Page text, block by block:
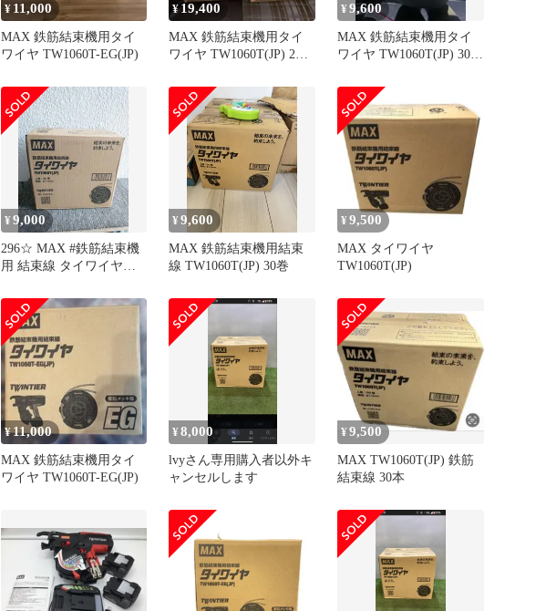
¥ 11,000
MAX 鉄筋結束機用タイ
ワイヤ TW1060T-EG(JP)
¥19,400
MAX 鉄筋結束機用タイ
ワイヤ TW1060T(JP) 2箱
¥9,600
MAX 鉄筋結束機用タイ
ワイヤ TW1060T(JP) 30巻
¥9,000
296☆ MAX #鉄筋結束機
用 結束線 タイワイヤ
¥9,600
MAX 鉄筋結束機用結束
線 TW1060T(JP) 30巻
¥ 9,500
MAX タイワイヤ
TW1060T(JP)
¥11,000
MAX 鉄筋結束機用タイ
ワイヤ TW1060T-EG(JP)
¥8,000
lvyさん専用購入者以外キ
ャンセルします
¥9,500
MAX TW1060T(JP) 鉄筋
結束線 30本